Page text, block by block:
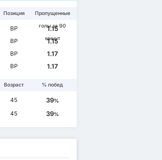
Позиция
Пропущенные
голы за 90
минут
ВР
1.15
ВР
1.15
ВР
1.17
ВР 1.17
Возраст % побед
45 39%
45 39%